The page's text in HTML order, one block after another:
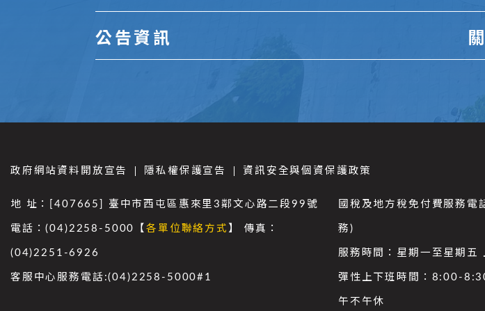
公告資訊
政府網站資料開放宣告 隱私權保護宣告 資訊安全與個資保護政策
地 址：[407665] 臺中市西屯區惠來里3鄰文心路二段99號
電話：(04)2258-5000【各單位聯絡方式 】 傳真：
(04)2251-6926
客服中心服務電話:(04)2258-5000#1
國稅及地方稅免付費服務
務)
服務時間：星期一至星期
彈性上下班時間：8:00-
午不午休